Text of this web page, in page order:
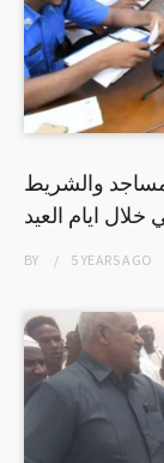
والشريط
خلال ايام العيد
BY 5 YEARSAGO